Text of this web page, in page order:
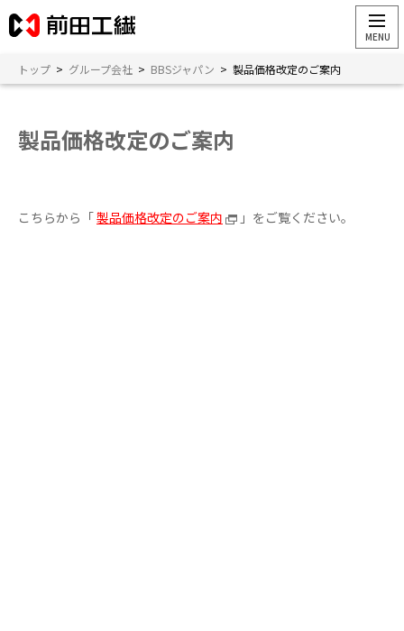
トップ > グループ会社 > BBSジャパン > 製品価格改定のご案内
製品価格改定のご案内
こちらから「製品価格改定のご案内 」をご覧ください。